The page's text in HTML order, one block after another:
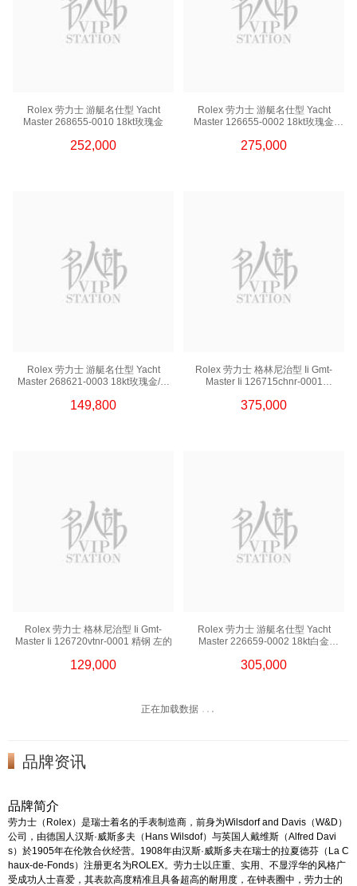
Rolex 劳力士 游艇名仕型 Yacht
Master 268655-0010 18kt玫瑰金
252,000
Rolex 劳力士 游艇名仕型 Yacht
Master 126655-0002 18kt玫瑰金
275,000
Rolex 劳力士 游艇名仕型 Yacht
Master 268621-0003 18kt玫瑰金/钢
149,800
Rolex 劳力士 格林尼治型 Ii Gmt-
Master Ii 126715chnr-0001
375,000
Rolex 劳力士 格林尼治型 Ii Gmt-
Master Ii 126720vtnr-0001 精钢 左的
129,000
Rolex 劳力士 游艇名仕型 Yacht
Master 226659-0002 18kt白金
305,000
正在加载数据
品牌资讯
品牌简介
劳力士（Rolex）是瑞士着名的手表制造商，前身为Wilsdorf and Davis（W&D）
公司，由德国人汉斯·威斯多夫（Hans Wilsdof）与英国人戴维斯（Alfred Davi
s）於1905年在伦敦合伙经营。1908年由汉斯·威斯多夫在瑞士的拉夏德芬（La C
haux-de-Fonds）注册更名为ROLEX。劳力士以庄重、实用、不显浮华的风格广
受成功人士喜爱，其表款高度精准且具备超高的耐用度，在钟表圈中，劳力士的